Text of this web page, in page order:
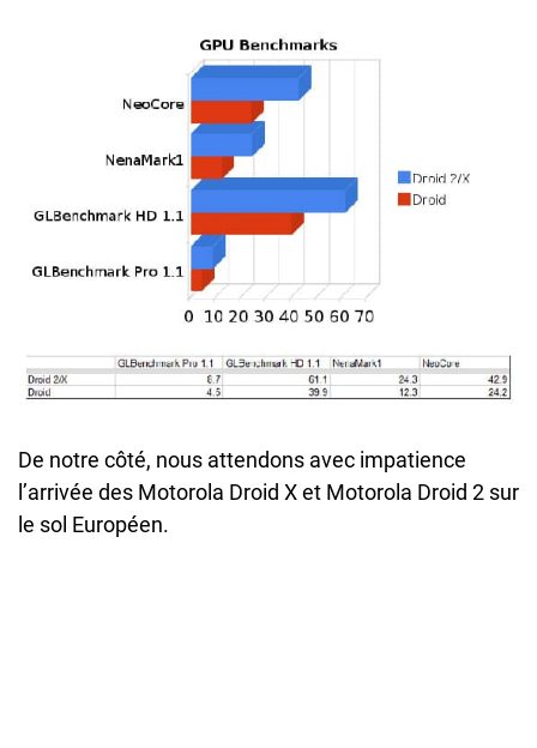
De notre côté, nous attendons avec impatience
l’arrivée des Motorola Droid X et Motorola Droid 2 sur
le sol Européen.